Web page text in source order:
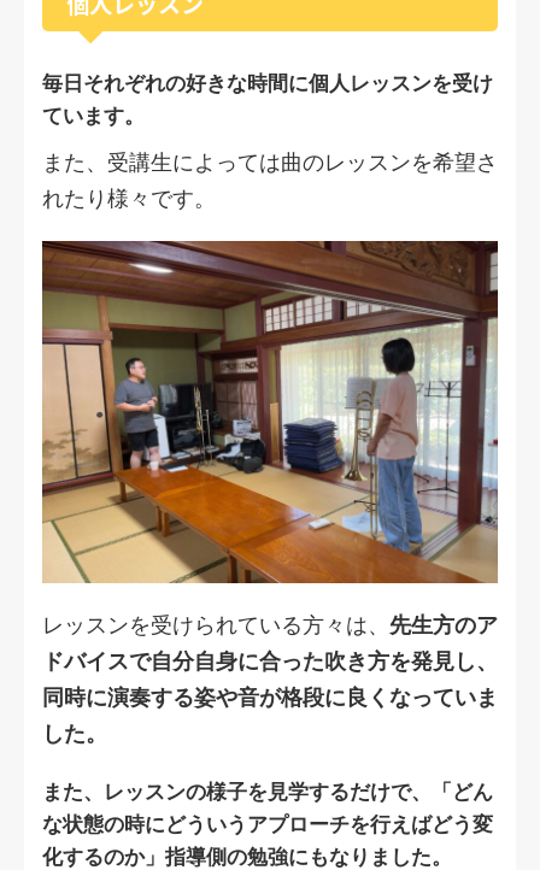
毎日それぞれの好きな時間に個人レッスンを受け
ています。
また、受講生によっては曲のレッスンを希望さ
れたり様々です。
レッスンを受けられている方々は、 先生方のア
ドバイスで自分自身に合った吹き方を発見し、
同時に演奏する姿や音が格段に良くなっていま
した。
また、レッスンの様子を見学するだけで、「どん
な状態の時にどういうアプローチを行えばどう変
化するのか」指導側の勉強にもなりました。